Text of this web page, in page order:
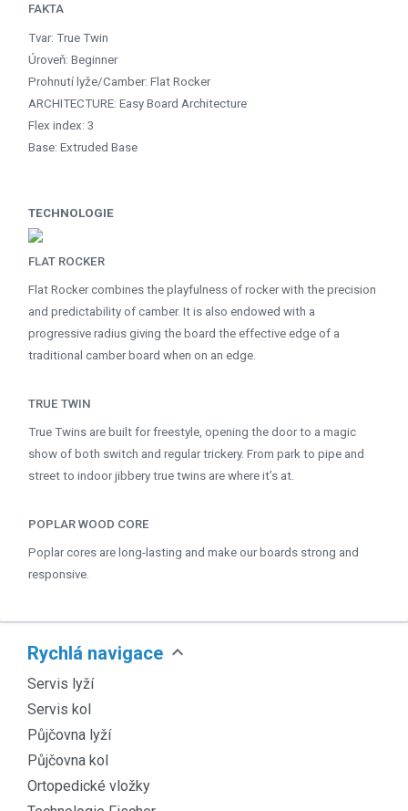
FAKTA
Tvar: True Twin
Úroveň: Beginner
Prohnutí lyže/Camber: Flat Rocker
ARCHITECTURE: Easy Board Architecture
Flex index: 3
Base: Extruded Base
TECHNOLOGIE
FLAT ROCKER
Flat Rocker combines the playfulness of rocker with the precision
and predictability of camber. It is also endowed with a
progressive radius giving the board the effective edge of a
traditional camber board when on an edge.
TRUE TWIN
True Twins are built for freestyle, opening the door to a magic
show of both switch and regular trickery. From park to pipe and
street to indoor jibbery true twins are where it’s at.
POPLAR WOOD CORE
Poplar cores are long-lasting and make our boards strong and
responsive.
Rychlá navigace expand_more
Servis lyží
Servis kol
Půjčovna lyží
Půjčovna kol
Ortopedické vložky